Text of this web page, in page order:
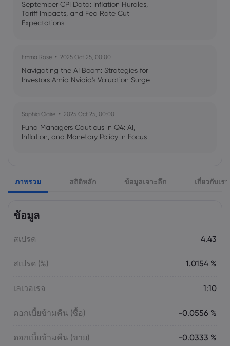
September CPI Data: Inflation Hurdles,
Tariff Impacts, and Fed Rate Cut
Expectations
Emma Rose 2025 Oct 25, 00:00
Navigating the AI Boom: Strategies for
Investors Amid Nvidia's Valuation Surge
Sophia Claire 2025 Oct 25, 00:00
Fund Managers Cautious in Q4: AI,
Inflation, and Monetary Policy in Focus
US Government Shutdown Threatens
October Inflation Data Release
US-EU Relations: Russia Sanctions Unite
Emma Rose
Overheating, U.S. Trade Policy Risk
ภาพรวม สถิติหลัก ข้อมูลเจาะลึก เกี่ยวกับเรา
ข้อมูล
สเปรด 4.43
สเปรด (%) 1.0154 %
เลเวอเรจ 1:10
ดอกเบี้ยข้ามคืน (ซื้อ) -0.0556 %
ดอกเบี้ยข้ามคืน (ขาย) -0.0333 %